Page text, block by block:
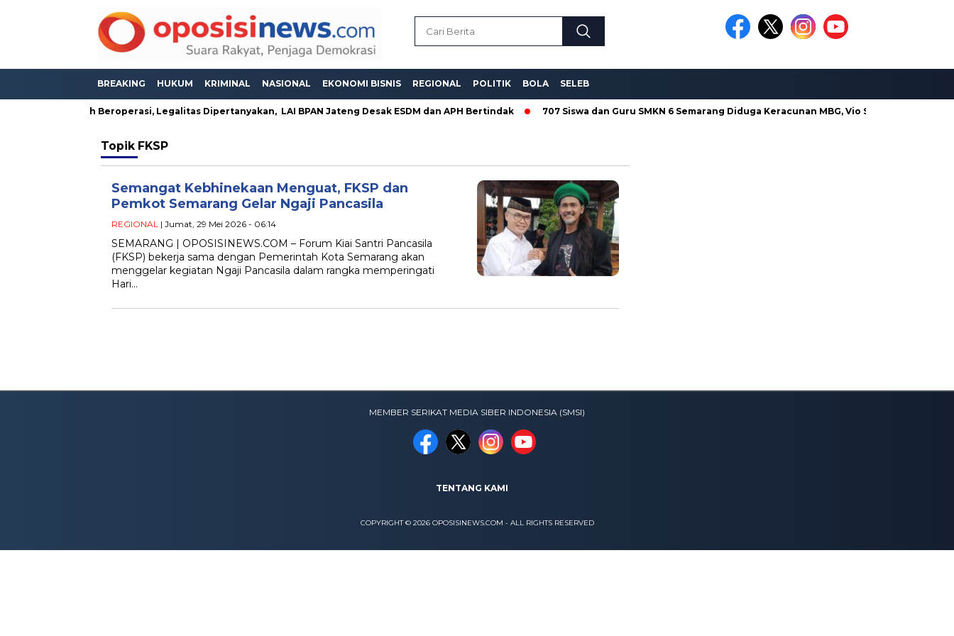
BREAKING HUKUM KRIMINAL NASIONAL EKONOMI BISNIS REGIONAL POLITIK BOLA SELEB
Diduga Masih Beroperasi, Legalitas Dipertanyakan, LAI BPAN Jateng Desak ESDM dan APH Bertindak 707 Siswa dan Guru SMKN 6 Semarang Diduga Keracunan MBG, Vio Sari Desak
Topik FKSP
Semangat Kebhinekaan Menguat, FKSP dan
Pemkot Semarang Gelar Ngaji Pancasila
REGIONAL | Jumat, 29 Mei 2026 - 06:14
SEMARANG | OPOSISINEWS.COM – Forum Kiai Santri Pancasila
(FKSP) bekerja sama dengan Pemerintah Kota Semarang akan
menggelar kegiatan Ngaji Pancasila dalam rangka memperingati
Hari…
MEMBER SERIKAT MEDIA SIBER INDONESIA (SMSI)
TENTANG KAMI
COPYRIGHT © 2026 OPOSISINEWS.COM - ALL RIGHTS RESERVED